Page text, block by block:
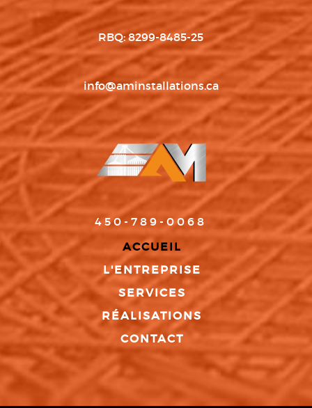
RBQ: 8299-8485-25
info@aminstallations.ca
450-789-0068
ACCUEIL
L'ENTREPRISE
SERVICES
RÉALISATIONS
CONTACT